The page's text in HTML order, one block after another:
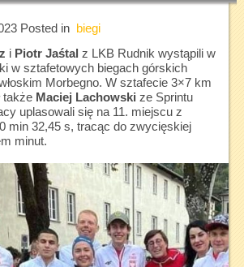
Posted in
biegi
i Piotr Jaśtal z LKB Rudnik wystąpili w
w sztafetowych biegach górskich
Morbegno. W sztafecie 3×7 km
także Maciej Lachowski ze Sprintu
uplasowali się na 11. miejscu z
min 32,45 s, tracąc do zwycięskiej
minut.